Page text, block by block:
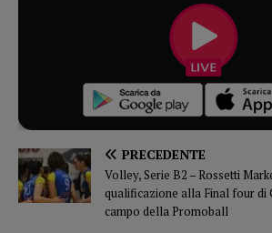
PRECEDENTE
Volley, Serie B2 – Rossetti
qualificazione alla Final four di
campo della Promoball